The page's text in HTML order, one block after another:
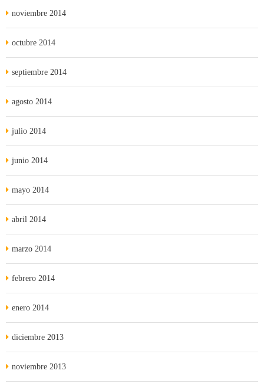
noviembre 2014
octubre 2014
septiembre 2014
agosto 2014
julio 2014
junio 2014
mayo 2014
abril 2014
marzo 2014
febrero 2014
enero 2014
diciembre 2013
noviembre 2013